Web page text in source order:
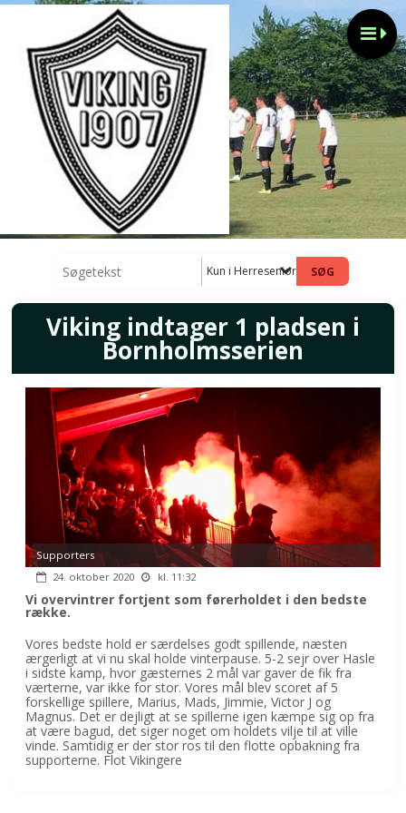
Kun i Herresenior hold 1
Viking indtager 1 pladsen i
Bornholmsserien
Supporters
24. oktober 2020
kl. 11:32
Vi overvintrer fortjent som førerholdet i den bedste
række.
Vores bedste hold er særdelses godt spillende, næsten
ærgerligt at vi nu skal holde vinterpause. 5-2 sejr over Hasle
i sidste kamp, hvor gæsternes 2 mål var gaver de fik fra
værterne, var ikke for stor. Vores mål blev scoret af 5
forskellige spillere, Marius, Mads, Jimmie, Victor J og
Magnus. Det er dejligt at se spillerne igen kæmpe sig op fra
at være bagud, det siger noget om holdets vilje til at ville
vinde. Samtidig er der stor ros til den flotte opbakning fra
supporterne. Flot Vikingere